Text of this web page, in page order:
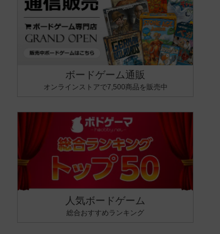
ボードゲーム通販
オンラインストアで7,500商品を販売中
人気ボードゲーム
総合おすすめランキング